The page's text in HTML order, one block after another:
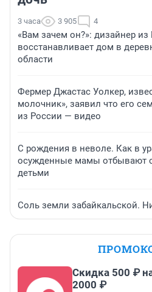
3 часа 3 905 4
«Вам зачем он?»: дизайнер
восстанавливает дом в
области
Фермер Джастас Уолкер,
молочник», заявил что его
из России — видео
С рождения в неволе. Как в
осужденные мамы отбывают
детьми
Соль земли забайкальской.
Скидка 500 ₽
2000 ₽